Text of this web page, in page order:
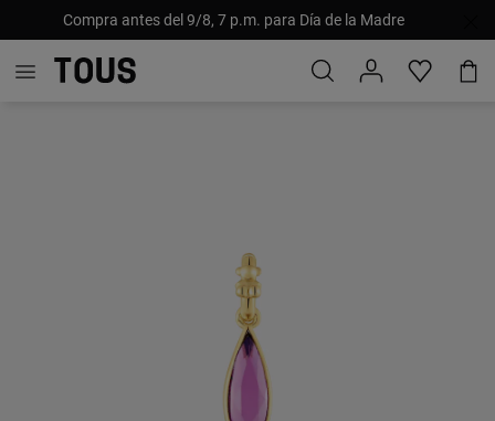
Compra antes del 9/8, 7 p.m. para Día de la Madre